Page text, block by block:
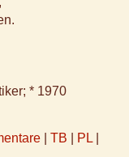
* 1970
TB PL